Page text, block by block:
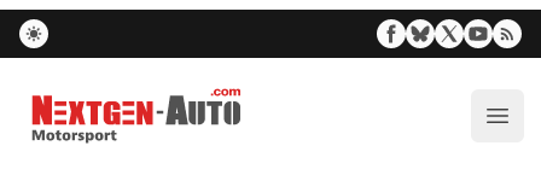
Nextgen-Auto.com